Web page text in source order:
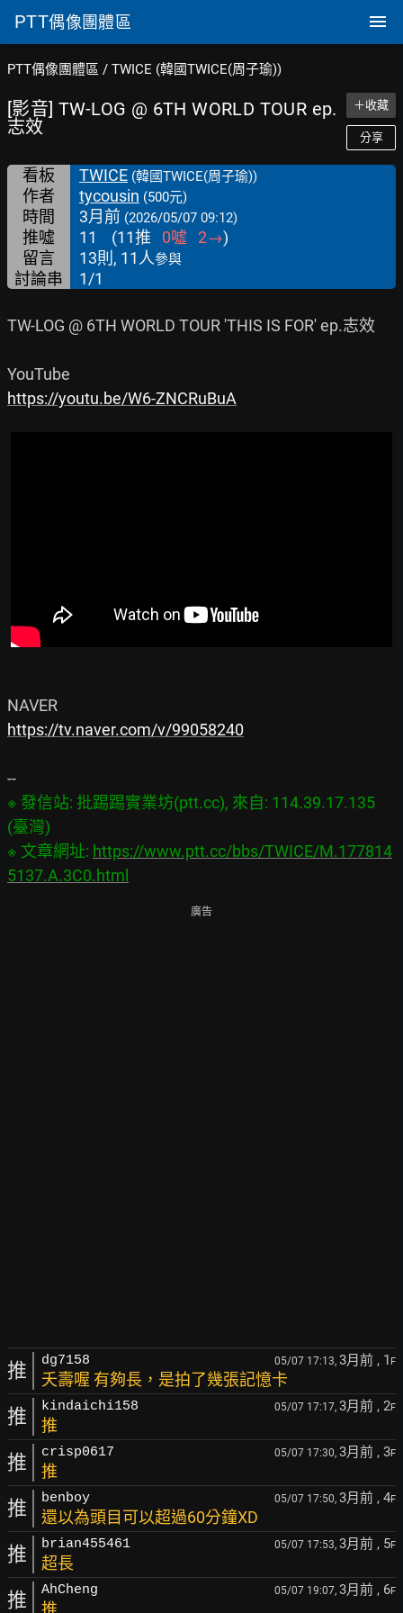
PTT偶像團體區
PTT偶像團體區 / TWICE (韓國TWICE(周子瑜))
[影音] TW-LOG @ 6TH WORLD TOUR ep.
志效
＋收藏
分享
看板 TWICE (韓國TWICE(周子瑜))
作者 tycousin (500元)
時間 3月前 (2026/05/07 09:12)
推噓 11 (11推 0噓 2→)
留言
13則, 11人參與
討論串 1/1
TW-LOG @ 6TH WORLD TOUR 'THIS IS FOR' ep.志效
https://youtu.be/W6-ZNCRuBuA
https://tv.naver.com/v/99058240
※ 發信站: 批踢踢實業坊(ptt.cc), 來自: 114.39.17.135
(臺灣)
※ 文章網址: https://www.ptt.cc/bbs/TWICE/M.177814
5137.A.3C0.html
廣告
推 dg7158 05/07 17:13, 3月前 , 1 F
夭壽喔 有夠長，是拍了幾張記憶卡
推 kindaichi158 05/07 17:17, 3月前 , 2F
推
推 crisp0617 05/07 17:30, 3月前 , 3F
推
推 benboy 05/07 17:50, 3月前 , 4F
還以為頭目可以超過60分鐘XD
推 brian455461 05/07 17:53, 3月前 , 5F
超長
推 AhCheng 05/07 19:07, 3月前 , 6F
推